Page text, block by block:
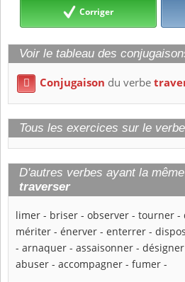
Corriger
Voir le tableau des
 Conjugaison du verbe
Tous les exercices sur le verbe
D'autres verbes ayant la
traverser
limer - briser - observer - tourner -
mériter - énerver - enterrer -
- arnaquer - assaisonner - désigner
abuser - accompagner - fumer -